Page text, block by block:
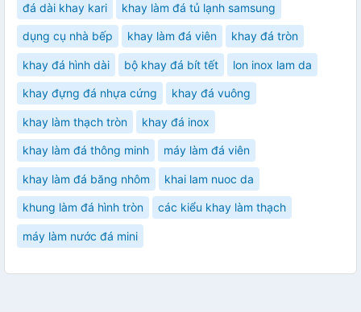
đá dài khay kari khay làm đá tủ lạnh samsung
dụng cụ nhà bếp khay làm đá viên khay đá tròn
khay đá hình dài bộ khay đá bít tết lon inox lam da
khay đựng đá nhựa cứng khay đá vuông
khay làm thạch tròn khay đá inox
khay làm đá thông minh máy làm đá viên
khay làm đá băng nhôm khai lam nuoc da
khung làm đá hình tròn các kiểu khay làm thạch
máy làm nước đá mini